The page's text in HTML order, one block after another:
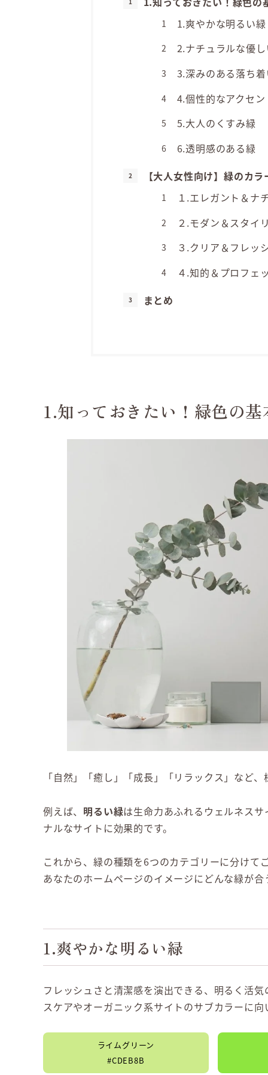
1.爽やかな明るい緑
2.ナチュラルな優
3.深みのある落ち
4.個性的なアクセ
5.大人のくすみ緑
6.透明感のある緑
【大人女性向け】緑のカ
１.エレガント＆ナ
２.モダン＆スタイ
３.クリア＆フレッ
４.知的＆プロフェ
まとめ
1.知っておきたい！緑色の基
「自然」「癒し」「成長」「リラックス」など
例えば、 明るい緑は生命力あふれるウェルネスサ
ナルなサイトに効果的です。
これから、緑の種類を6つのカテゴリーに分けて
あなたのホームページのイメージにどんな緑が
1.爽やかな明るい緑
フレッシュさと清潔感を演出できる、明るく活
スケアやオーガニック系サイトのサブカラーに向
ライムグリーン
#CDEB8B